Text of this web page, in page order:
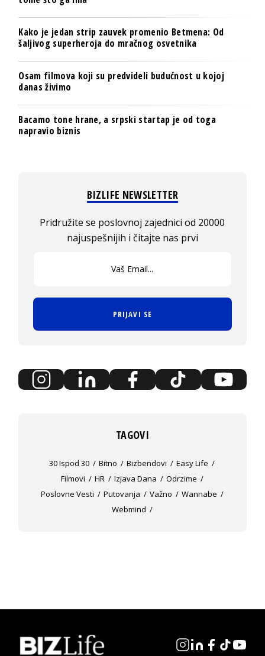
Kako je jedan strip zauvek promenio Betmena: Od
šaljivog superheroja do mračnog osvetnika
Osam filmova koji su predvideli budućnost u kojoj
danas živimo
Bacamo tone hrane, a srpski startap je od toga
napravio biznis
BIZLIFE NEWSLETTER
Pridružite se poslovnoj zajednici od 20000
najuspešnijih i čitajte nas prvi
PRIJAVI SE
TAGOVI
30 Ispod 30 Bitno Bizbendovi
Easy Life
Filmovi
HR Izjava Dana
Odrzime
Poslovne Vesti
Putovanja Važno
Wannabe
Webmind